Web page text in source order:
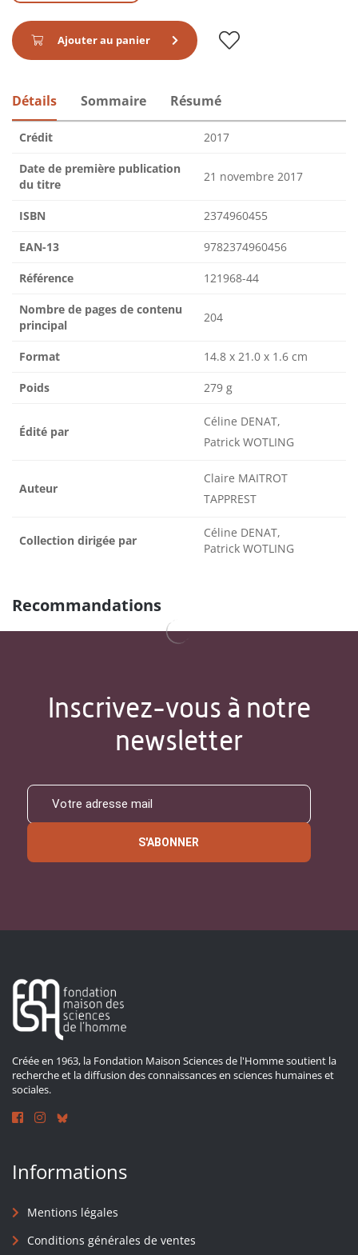
Ajouter au panier
Détails Sommaire Résumé
Crédit 2017
Date de première publication
du titre
21 novembre 2017
ISBN 2374960455
EAN-13 9782374960456
Référence 121968-44
Nombre de pages de contenu
principal
204
Format 14.8 x 21.0 x 1.6 cm
Poids 279 g
Édité par
Céline DENAT,
Patrick WOTLING
Auteur
Claire MAITROT
TAPPREST
Collection dirigée par
Céline DENAT,
Patrick WOTLING
Recommandations
Inscrivez-vous à notre
newsletter
S'ABONNER
Créée en 1963, la Fondation Maison Sciences de l'Homme soutient la
recherche et la diffusion des connaissances en sciences humaines et
sociales.
Informations
Mentions légales
Conditions générales de ventes